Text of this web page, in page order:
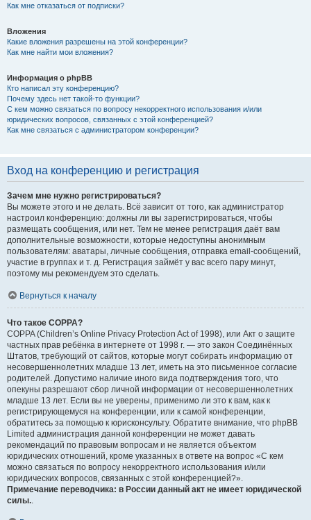
Как мне отказаться от подписки?
Вложения
Какие вложения разрешены на этой конференции?
Как мне найти мои вложения?
Информация о phpBB
Кто написал эту конференцию?
Почему здесь нет такой-то функции?
С кем можно связаться по вопросу некорректного использования и/или
юридических вопросов, связанных с этой конференцией?
Как мне связаться с администратором конференции?
Вход на конференцию и регистрация
Зачем мне нужно регистрироваться?
Вы можете этого и не делать. Всё зависит от того, как администратор
настроил конференцию: должны ли вы зарегистрироваться, чтобы
размещать сообщения, или нет. Тем не менее регистрация даёт вам
дополнительные возможности, которые недоступны анонимным
пользователям: аватары, личные сообщения, отправка email-сообщений,
участие в группах и т. д. Регистрация займёт у вас всего пару минут,
поэтому мы рекомендуем это сделать.
Вернуться к началу
Что такое COPPA?
COPPA (Children’s Online Privacy Protection Act of 1998), или Акт о защите
частных прав ребёнка в интернете от 1998 г. — это закон Соединённых
Штатов, требующий от сайтов, которые могут собирать информацию от
несовершеннолетних младше 13 лет, иметь на это письменное согласие
родителей. Допустимо наличие иного вида подтверждения того, что
опекуны разрешают сбор личной информации от несовершеннолетних
младше 13 лет. Если вы не уверены, применимо ли это к вам, как к
регистрирующемуся на конференции, или к самой конференции,
обратитесь за помощью к юрисконсульту. Обратите внимание, что phpBB
Limited администрация данной конференции не может давать
рекомендаций по правовым вопросам и не является объектом
юридических отношений, кроме указанных в ответе на вопрос «С кем
можно связаться по вопросу некорректного использования и/или
юридических вопросов, связанных с этой конференцией?».
Примечание переводчика: в России данный акт не имеет юридической
силы..